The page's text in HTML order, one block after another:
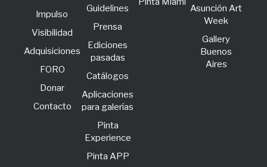
lmpulso
Visibilidad
Adquisiciones
FORO
Donar
Contacto
Guidelines
Prensa
Ediciones
pasadas
Catálogos
Aplicaciones
para galerías
Pinta
Experience
Pinta APP
Asunción Art
Week
Gallery
Buenos
Aires